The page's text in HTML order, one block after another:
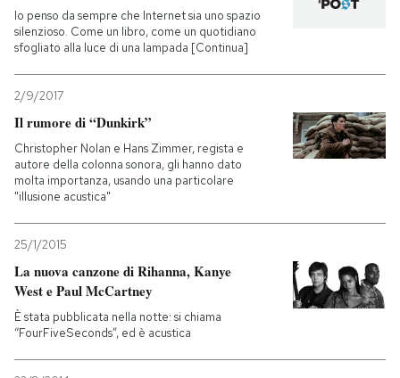
Io penso da sempre che Internet sia uno spazio
silenzioso. Come un libro, come un quotidiano
sfogliato alla luce di una lampada [Continua]
2/9/2017
Il rumore di “Dunkirk”
Christopher Nolan e Hans Zimmer, regista e
autore della colonna sonora, gli hanno dato
molta importanza, usando una particolare
"illusione acustica"
25/1/2015
La nuova canzone di Rihanna, Kanye
West e Paul McCartney
È stata pubblicata nella notte: si chiama
“FourFiveSeconds”, ed è acustica